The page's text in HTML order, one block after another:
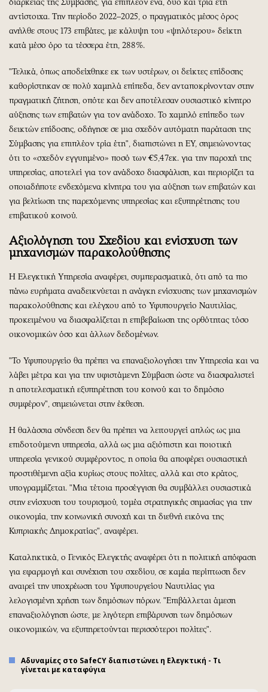
αντίστοιχα. Την περίοδο 2022–2025, ο πραγματικός μέσος όρος
ανήλθε στους 173 επιβάτες, με κάλυψη του «ψηλότερου» δείκτη
κατά μέσο όρο τα τέσσερα έτη, 288%.
"Τελικά, όπως αποδείχθηκε εκ των υστέρων, οι δείκτες επίδοσης
καθορίστηκαν σε πολύ χαμηλά επίπεδα, δεν ανταποκρίνονταν στην
πραγματική ζήτηση, οπότε και δεν αποτέλεσαν ουσιαστικό κίνητρο
αύξησης των επιβατών για τον ανάδοχο. Το χαμηλό επίπεδο των
δεικτών επίδοσης, οδήγησε σε μια σχεδόν αυτόματη παράταση της
Σύμβασης για επιπλέον τρία έτη", διαπιστώνει η ΕΥ, σημειώνοντας
ότι το «σχεδόν εγγυημένο» ποσό των €5,47εκ. για την παροχή της
υπηρεσίας, αποτελεί για τον ανάδοχο διασφάλιση, και περιορίζει τα
οποιαδήποτε ενδεχόμενα κίνητρα του για αύξηση των επιβατών και
για βελτίωση της παρεχόμενης υπηρεσίας και εξυπηρέτησης του
επιβατικού κοινού.
Αξιολόγηση του Σχεδίου και ενίσχυση των
μηχανισμών παρακολούθησης
Η Ελεγκτική Υπηρεσία αναφέρει, συμπερασματικά, ότι από τα πιο
πάνω ευρήματα αναδεικνύεται η ανάγκη ενίσχυσης των μηχανισμών
παρακολούθησης και ελέγχου από το Υφυπουργείο Ναυτιλίας,
προκειμένου να διασφαλίζεται η επιβεβαίωση της ορθότητας τόσο
οικονομικών όσο και άλλων δεδομένων.
"Το Υφυπουργείο θα πρέπει να επαναξιολογήσει την Υπηρεσία και να
λάβει μέτρα και για την υφιστάμενη Σύμβαση ώστε να διασφαλιστεί
η αποτελεσματική εξυπηρέτηση του κοινού και το δημόσιο
συμφέρον", σημειώνεται στην έκθεση.
Η θαλάσσια σύνδεση δεν θα πρέπει να λειτουργεί απλώς ως μια
επιδοτούμενη υπηρεσία, αλλά ως μια αξιόπιστη και ποιοτική
υπηρεσία γενικού συμφέροντος, η οποία θα αποφέρει ουσιαστική
προστιθέμενη αξία κυρίως στους πολίτες, αλλά και στο κράτος,
υπογραμμίζεται. "Μια τέτοια προσέγγιση θα συμβάλλει ουσιαστικά
στην ενίσχυση του τουρισμού, τομέα στρατηγικής σημασίας για την
οικονομία, την κοινωνική συνοχή και τη διεθνή εικόνα της
Κυπριακής Δημοκρατίας", αναφέρει.
Καταληκτικά, ο Γενικός Ελεγκτής αναφέρει ότι η πολιτική απόφαση
για εφαρμογή και συνέχιση του σχεδίου, σε καμία περίπτωση δεν
αναιρεί την υποχρέωση του Υφυπουργείου Ναυτιλίας για
λελογισμένη χρήση των δημόσιων πόρων. "Επιβάλλεται άμεση
επαναξιολόγηση ώστε, με λιγότερη επιβάρυνση των δημόσιων
οικονομικών, να εξυπηρετούνται περισσότεροι πολίτες".
Αδυναμίες στο SafeCY διαπιστώνει η Ελεγκτική - Τι
γίνεται με καταφύγια